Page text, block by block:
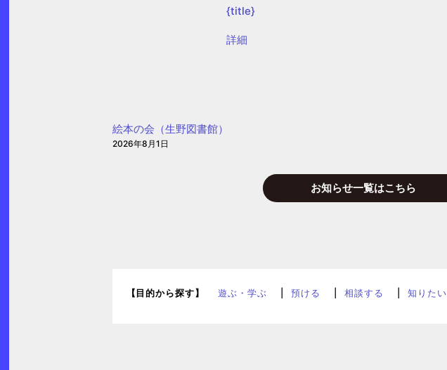
{title}
{title}
詳細
絵本の会（生野図書館）
2026年8月1日
お知らせ一覧はこちら
【目的から探す】 遊ぶ・学ぶ 預ける 相談する 知りたい